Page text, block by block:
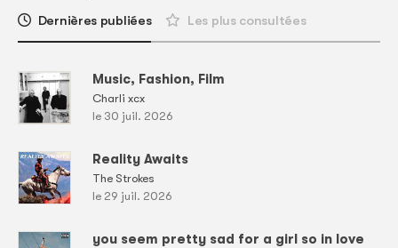
Dernières publiées Les plus consultées
Music, Fashion, Film
Charli xcx
le 30 juil. 2026
Reality Awaits
The Strokes
le 29 juil. 2026
you seem pretty sad for a girl so in love